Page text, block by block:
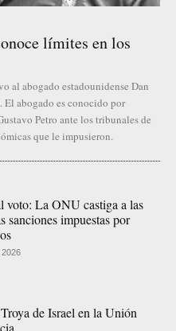
límites en los
al abogado estadounidense Dan
abogado es conocido por
Petro ante los tribunales de
que le impusieron.
voto: La ONU castiga a las
sanciones impuestas por
2026
de Israel en la Unión